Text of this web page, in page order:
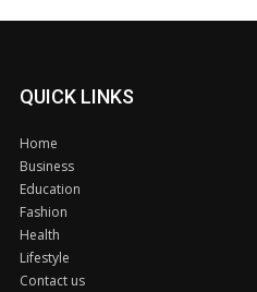
QUICK LINKS
Home
Business
Education
Fashion
Health
Lifestyle
Contact us